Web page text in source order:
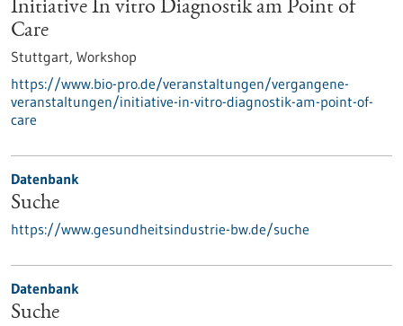
Initiative In vitro Diagnostik am Point of
Care
Stuttgart, Workshop
https://www.bio-pro.de/veranstaltungen/vergangene-
veranstaltungen/initiative-in-vitro-diagnostik-am-point-of-
care
Datenbank
Suche
https://www.gesundheitsindustrie-bw.de/suche
Datenbank
Suche